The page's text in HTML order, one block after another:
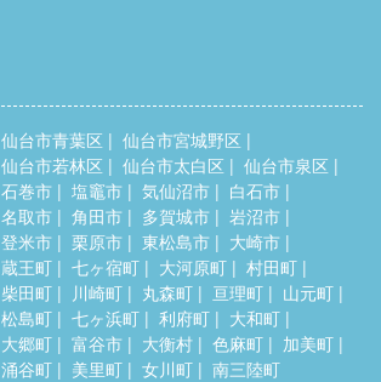
仙台市青葉区
仙台市宮城野区
仙台市若林区
仙台市太白区
仙台市泉区
石巻市
塩竈市 気仙沼市
白石市
名取市
角田市 多賀城市
岩沼市
登米市
栗原市 東松島市
大崎市
蔵王町
七ヶ宿町 大河原町
村田町
柴田町
川崎町 丸森町 亘理町
山元町
松島町
七ヶ浜町 利府町
大和町
大郷町
富谷市 大衡村 色麻町
加美町
涌谷町
美里町 女川町
南三陸町